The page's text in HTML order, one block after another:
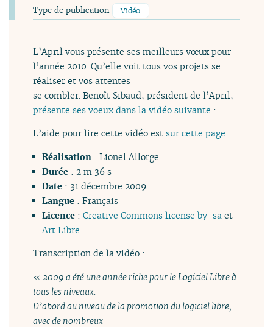
Type de publication Vidéo
L’April vous présente ses meilleurs vœux pour
l’année 2010. Qu’elle voit tous vos projets se
réaliser et vos attentes
se combler. Benoît Sibaud, président de l’April,
présente ses voeux dans la vidéo suivante :
L’aide pour lire cette vidéo estsur cette page.
Réalisation : Lionel Allorge
Durée: 2 m 36 s
Date: 31 décembre 2009
Langue: Français
Licence: Creative Commons license by-sa et
Art Libre
Transcription de la vidéo :
« 2009 a été une année riche pour le Logiciel Libre à
tous les niveaux.
D’abord au niveau de la promotion du logiciel libre,
avec de nombreux